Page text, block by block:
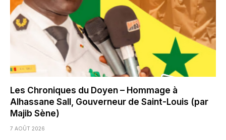
Les Chroniques du Doyen – Hommage à
Alhassane Sall, Gouverneur de Saint-Louis (par
Majib Sène)
7 AOÛT 2026